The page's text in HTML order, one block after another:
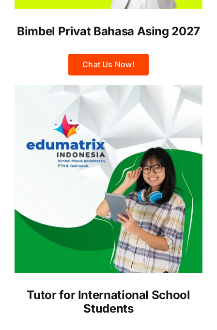
Bimbel Privat Bahasa Asing 2027
Chat Us Now!
Tutor for International School
Students